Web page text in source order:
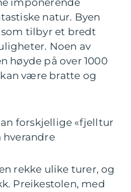
natur. Byen
tilbyr et bredt
Noen av
høyde på over 1000
være bratte og
forskjellige «fjelltur
hverandre
rekke ulike turer, og
Preikestolen, med